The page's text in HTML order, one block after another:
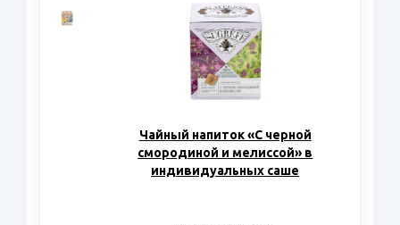
Чайный напиток «С черной
смородиной и мелиссой» в
индивидуальных саше